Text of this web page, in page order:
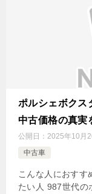
ポルシェボクス
中古価格の真実
公開日： 2025年10月
中古車
こんな人におすす
たい人 987世代の